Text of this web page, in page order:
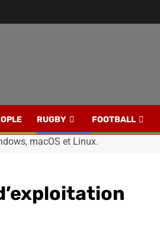
RUGBY FOOTBALL
macOS et Linux.